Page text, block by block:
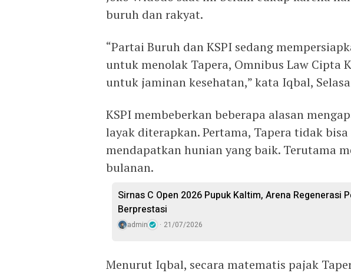
buruh dan rakyat.
“Partai Buruh dan KSPI sedang
untuk menolak Tapera, Omnibus Law Cipta
untuk jaminan kesehatan,” kata Iqbal,
KSPI membeberkan beberapa alasan
layak diterapkan. Pertama, Tapera tidak
mendapatkan hunian yang baik. Terutama
bulanan.
Sirnas C Open 2026 Pupuk Kaltim, Arena Regenerasi
Berprestasi
admin 21/07/2026
Menurut Iqbal, secara matematis pajak